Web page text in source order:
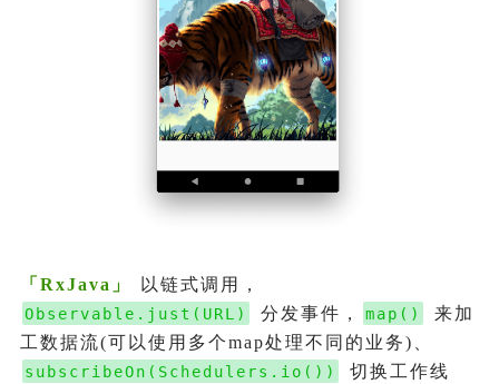
「 RxJava 」 以链式调用，
Observable.just(URL) 分发事件， map()
来加
工数据流(可以使用多个map处理不同的业务)、
subscribeOn(Schedulers.io())
切换工作线